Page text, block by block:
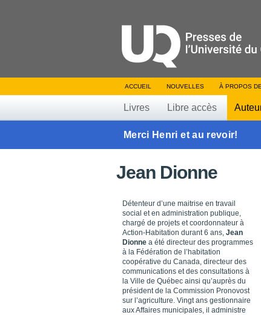
ACCUEIL NOUVELLES À PROPOS
Livres Libre accès
Merci Henri et au revoir!
Jean Dionne
Détenteur d’une maitrise en travail
social et en administration publique,
chargé de projets et coordonnateur à
Action-Habitation durant 6 ans, Jean
Dionne a été directeur des programmes
à la Fédération de l’habitation
coopérative du Canada, directeur des
communications et des consultations à
la Ville de Québec ainsi qu’auprès du
président de la Commission Pronovost
sur l’agriculture. Vingt ans gestionnaire
aux Affaires municipales, il administre